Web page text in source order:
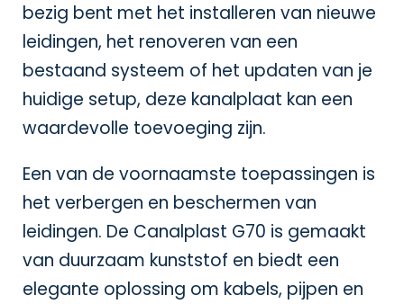
bezig bent met het installeren van nieuwe
leidingen, het renoveren van een
bestaand systeem of het updaten van je
huidige setup, deze kanalplaat kan een
waardevolle toevoeging zijn.
Een van de voornaamste toepassingen is
het verbergen en beschermen van
leidingen. De Canalplast G70 is gemaakt
van duurzaam kunststof en biedt een
elegante oplossing om kabels, pijpen en